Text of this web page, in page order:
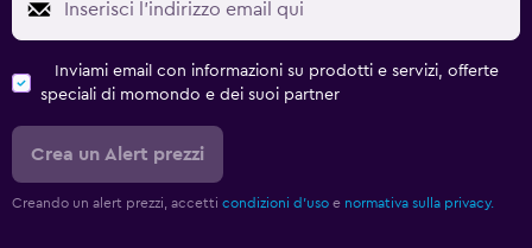
Inviami email con informazioni su prodotti e servizi, offerte
speciali di momondo e dei suoi partner
Crea un Alert prezzi
Creando un alert prezzi, accetti condizioni d'uso e normativa sulla privacy.